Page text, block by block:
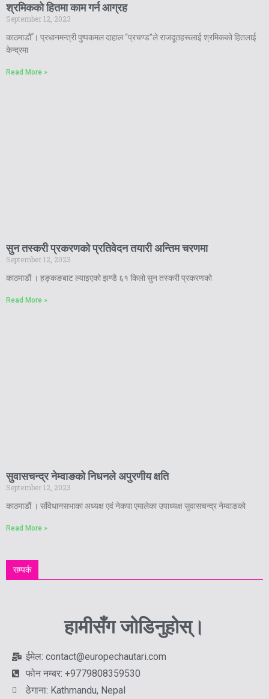
श्रमिकको हितमा काम गर्न आग्रह
September 12, 2023
काठमाडौँ । प्रधानमन्त्री पुष्पकमल दाहाल “प्रचण्ड”ले राजदूतहरूलाई श्रमिकको हितलाई
केन्द्रमा
Read More »
सुन तस्करी प्रकरणको प्रतिवेदन तयारी अन्तिम चरणमा
September 12, 2023
काठमाडौं । हङ्कङबाट ल्याइएको झण्डै ६१ किलो सुन तस्करी प्रकरणको
Read More »
सुवासचन्द्र नेम्वाङको निधनले अपुरणीय क्षति
September 12, 2023
काठमाडौं । संविधानसभाका अध्यक्ष एवं नेकपा एमालेका उपाध्यक्ष सुवासचन्द्र नेम्वाङको
Read More »
सम्पर्क
हामीसँग जोडिनुहोस्।
ईमेल: contact@europechautari.com
फोन नम्बर: +9779808359530
ठेगाना: Kathmandu, Nepal